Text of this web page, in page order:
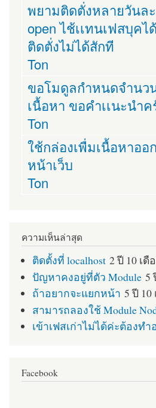
พยามติดตั่งหลายวันล
open ไช้เเทนเฟสบุคไ
ติดตั่งไม่ได้สักที
Ton
ขอโมดูลกำหนดจำนว
เนื้อหา ขอคำเเนะนำค
Ton
ใช้กล่องเพื่มเนื้อหาออ
หน้าเว็บ
Ton
ความเห็นล่าสุด
ติดตั้งที่ localhost 2 ปี 10 เ
ปัญหาคงอยู่ที่ตัว Module 5
ถ้าอยากจะแยกหน้า 5 ปี
สามารถลองใช้ Module
เข้าเฟสเก่าไม่ได้ค่ะต้องทำ
Facebook